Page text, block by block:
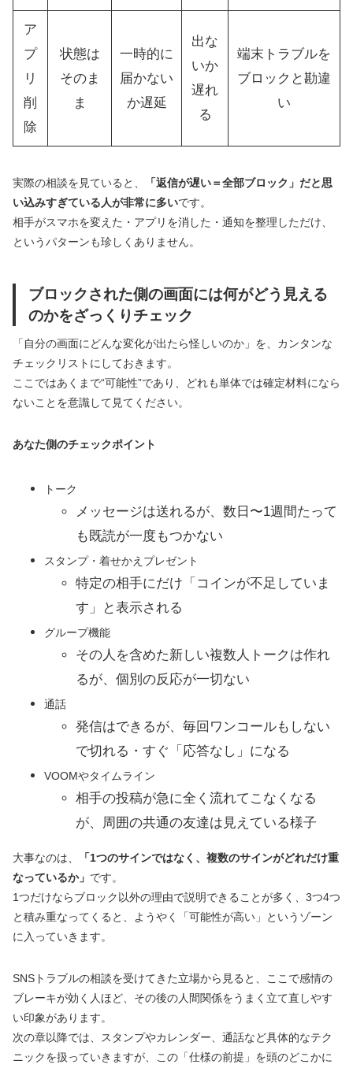
ア
プ
リ
削
除
状態は
そのま
ま
一時的に
届かない
か遅延
出な
いか
遅れ
る
端末トラブルを
ブロックと勘違
い
実際の相談を見ていると、
「返信が遅い＝全部ブロック」だと思
い込みすぎている人が非常に多いです。
相手がスマホを変えた・アプリを消した・通知を整理しただけ、
というパターンも珍しくありません。
ブロックされた側の画面には何がどう見える
のかをざっくりチェック
「自分の画面にどんな変化が出たら怪しいのか」を、カンタンな
チェックリストにしておきます。
ここではあくまで“可能性”であり、どれも単体では確定材料になら
ないことを意識して見てください。
あなた側のチェックポイント
トーク
メッセージは送れるが、数日〜1週間たって
も既読が一度もつかない
スタンプ・着せかえプレゼント
特定の相手にだけ「コインが不足していま
す」と表示される
グループ機能
その人を含めた新しい複数人トークは作れ
るが、個別の反応が一切ない
通話
発信はできるが、毎回ワンコールもしない
で切れる・すぐ「応答なし」になる
VOOMやタイムライン
相手の投稿が急に全く流れてこなくなる
が、周囲の共通の友達は見えている様子
大事なのは、
「1つのサインではなく、複数のサインがどれだけ重
なっているか」 です。
1つだけならブロック以外の理由で説明できることが多く、3つ4つ
と積み重なってくると、ようやく「可能性が高い」というゾーン
に入っていきます。
SNSトラブルの相談を受けてきた立場から見ると、ここで感情の
ブレーキが効く人ほど、その後の人間関係をうまく立て直しやす
い印象があります。
次の章以降では、スタンプやカレンダー、通話など具体的なテク
ニックを扱っていきますが、この「仕様の前提」を頭のどこかに